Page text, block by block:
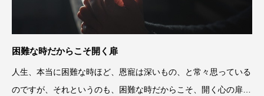
困難な時だからこそ開く扉
人生、本当に困難な時ほど、恩寵は深いもの、と常々思っている
のですが、それというのも、困難な時だからこそ、開く心の扉が